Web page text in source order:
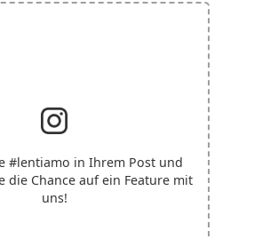
#lentiamo in Ihrem Post und
die Chance auf ein Feature mit
uns!